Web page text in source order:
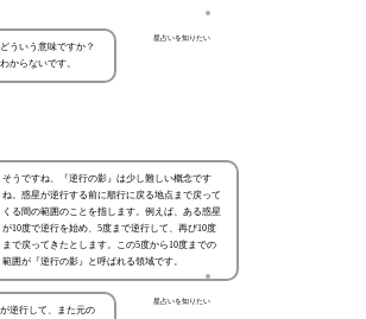
星占いを知りたい
ういう意味ですか？
からないです。
そうですね、『逆行の影』は少し難しい概念です
ね。惑星が逆行する前に順行に戻る地点まで戻って
くる間の範囲のことを指します。例えば、ある惑星
が10度で逆行を始め、5度まで逆行して、再び10度
まで戻ってきたとします。この5度から10度までの
範囲が『逆行の影』と呼ばれる領域です。
星占いを知りたい
逆行して、また元の